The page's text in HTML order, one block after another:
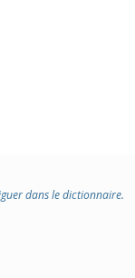
dans le dictionnaire.